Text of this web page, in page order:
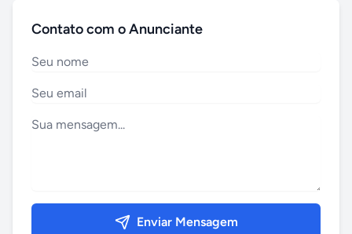
Contato com o Anunciante
Enviar Mensagem